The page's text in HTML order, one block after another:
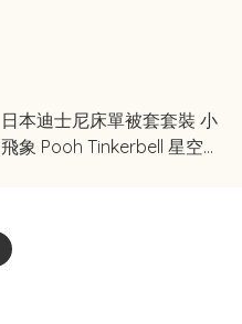
日本迪士尼床單被套套裝 小
飛象 Pooh Tinkerbell 星空